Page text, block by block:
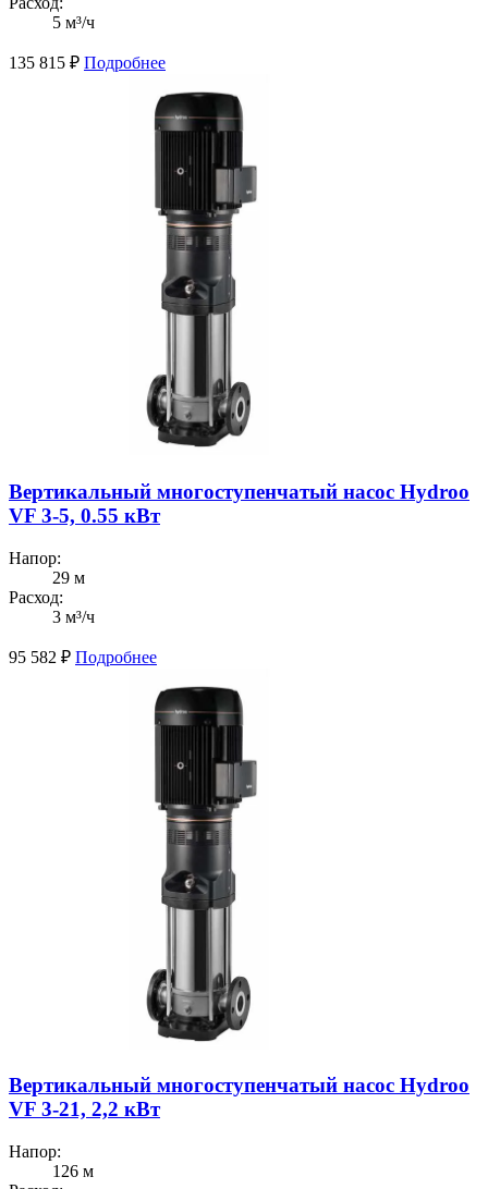
5 м³/ч
135 815 ₽ Подробнее
Вертикальный многоступенчатый насос Hydroo
VF 3-5, 0.55 кВт
Напор:
29 м
Расход:
3 м³/ч
95 582 ₽ Подробнее
Вертикальный многоступенчатый насос Hydroo
VF 3-21, 2,2 кВт
Напор:
126 м